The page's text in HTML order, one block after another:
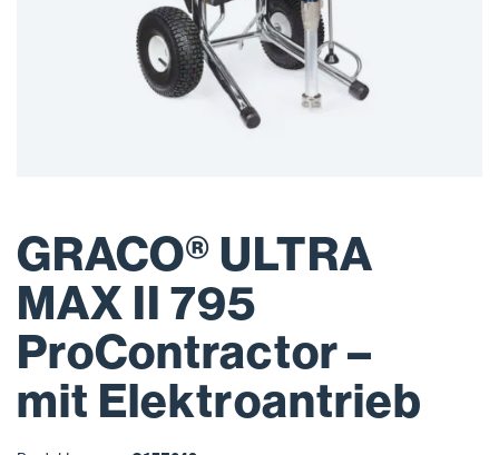
GRACO® ULTRA
MAX II 795
ProContractor –
mit Elektroantrieb